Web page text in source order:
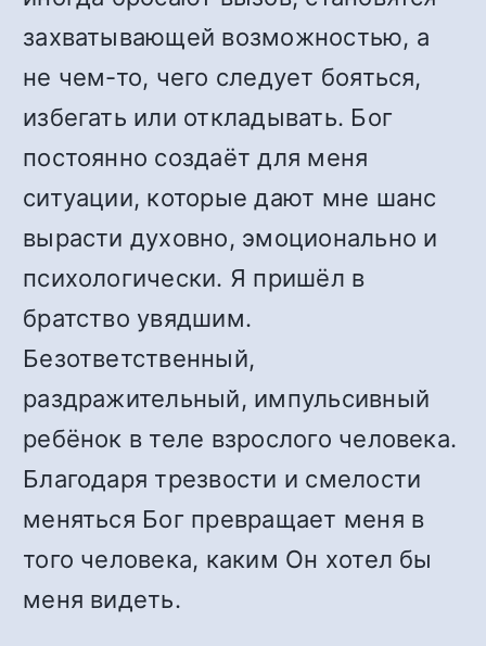
захватывающей возможностью, а
не чем-то, чего следует бояться,
избегать или откладывать. Бог
постоянно создаёт для меня
ситуации, которые дают мне шанс
вырасти духовно, эмоционально и
психологически. Я пришёл в
братство увядшим.
Безответственный,
раздражительный, импульсивный
ребёнок в теле взрослого человека.
Благодаря трезвости и смелости
меняться Бог превращает меня в
того человека, каким Он хотел бы
меня видеть.